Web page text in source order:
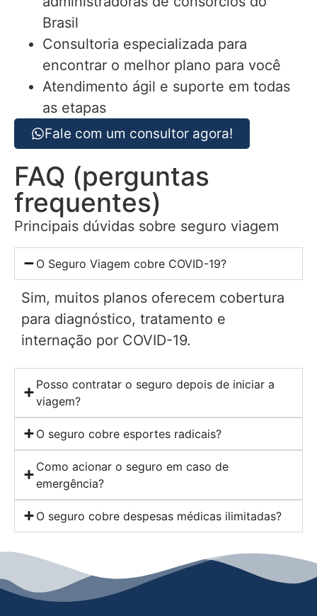
Brasil
Consultoria especializada para
encontrar o melhor plano para você
Atendimento ágil e suporte em todas
as etapas
Fale com um consultor agora!
FAQ (perguntas
frequentes)
Principais dúvidas sobre seguro viagem
O Seguro Viagem cobre COVID-19?
Sim, muitos planos oferecem cobertura
para diagnóstico, tratamento e
internação por COVID-19.
Posso contratar o seguro depois de iniciar a
viagem?
O seguro cobre esportes radicais?
Como acionar o seguro em caso de
emergência?
O seguro cobre despesas médicas ilimitadas?